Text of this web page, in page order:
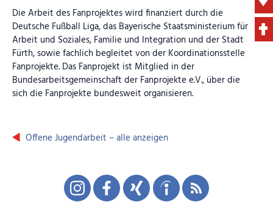
Die Arbeit des Fanprojektes wird finanziert durch die
Deutsche Fußball Liga, das Bayerische Staatsministerium für
Arbeit und Soziales, Familie und Integration und der Stadt
Fürth, sowie fachlich begleitet von der Koordinationsstelle
Fanprojekte. Das Fanprojekt ist Mitglied in der
Bundesarbeitsgemeinschaft der Fanprojekte e.V., über die
sich die Fanprojekte bundesweit organisieren.
Offene Jugendarbeit – alle anzeigen